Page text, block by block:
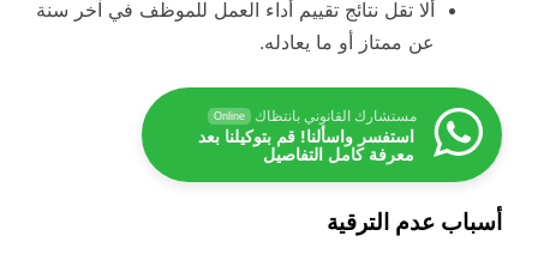
ألا تقل نتائج تقييم أداء العمل للموظف في آخر سنة
عن ممتاز أو ما يعادله.
مستشارك القانوني بانتظاك Online
استفسر واسألنا! قم بتوكيلنا بعد
معرفة كامل التفاصيل
أسباب عدم الترقية